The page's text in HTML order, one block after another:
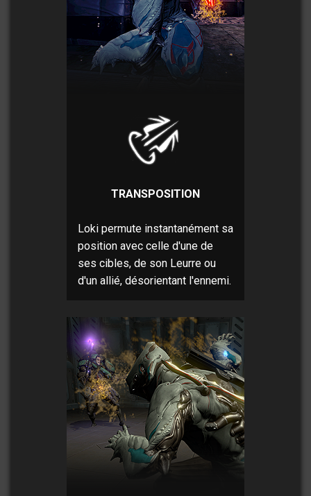
TRANSPOSITION
Loki permute instantanément sa
position avec celle d'une de
ses cibles, de son Leurre ou
d'un allié, désorientant l'ennemi.